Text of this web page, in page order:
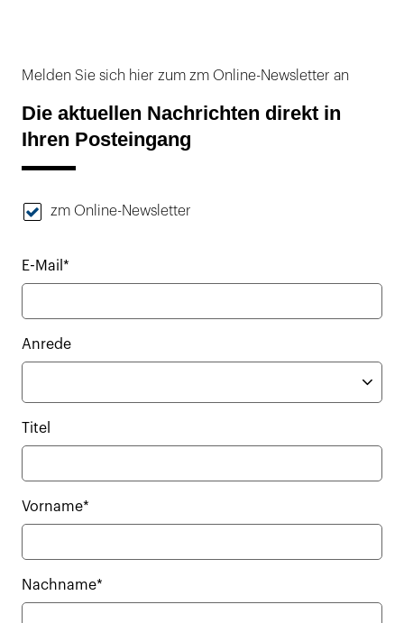
Melden Sie sich hier zum zm Online-Newsletter an
Die aktuellen Nachrichten direkt in
Ihren Posteingang
zm Online-Newsletter
E-Mail*
Anrede
Titel
Vorname*
Nachname*